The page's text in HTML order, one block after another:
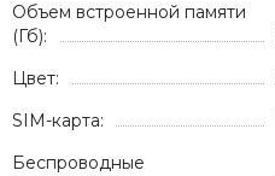
Объем встроенной памяти
(Гб):
Цвет:
SIM-карта:
Беспроводные